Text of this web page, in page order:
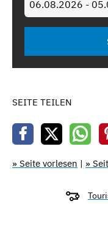
SEITE TEILEN
» Seite vorlesen | »